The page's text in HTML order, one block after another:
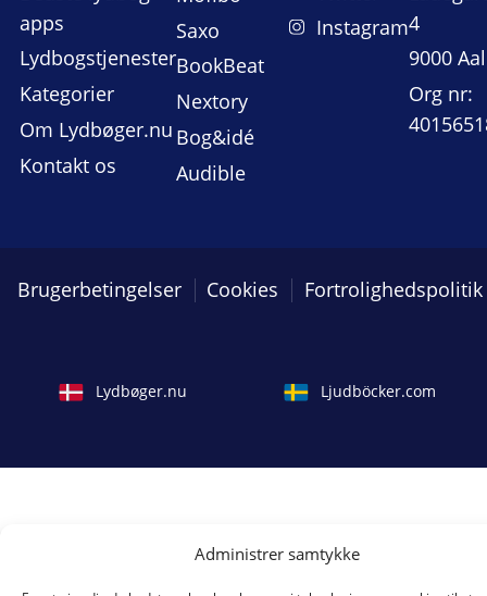
Administrer samtykke
apps
Lydbogstjenester
Kategorier
Om Lydbøger.nu
Kontakt os
Saxo
BookBeat
Nextory
Bog&idé
Audible
Instagram4
9000
Org nr:
Brugerbetingelser Cookies Fortrolighedspolitik
Lydbøger.nu Ljudböcker.com